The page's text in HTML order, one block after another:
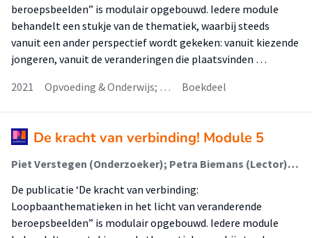
beroepsbeelden” is modulair opgebouwd. Iedere module
behandelt een stukje van de thematiek, waarbij steeds
vanuit een ander perspectief wordt gekeken: vanuit kiezende
jongeren, vanuit de veranderingen die plaatsvinden …
2021
Opvoeding & Onderwijs; … Boekdeel
De kracht van verbinding! Module 5
Piet Verstegen (Onderzoeker); Petra Biemans (Lector); Rachelle van Harn (Onderzoeker); E. (Ellen) Sjoer (Lector); Jeany van Beelen-Slijper (Associate Lector)
De publicatie ‘De kracht van verbinding:
Loopbaanthematieken in het licht van veranderende
beroepsbeelden” is modulair opgebouwd. Iedere module